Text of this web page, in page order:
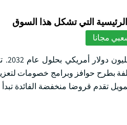
التي تشكل هذا السوق
مجانا
من
بطرح حوافز وبرامج خصومات